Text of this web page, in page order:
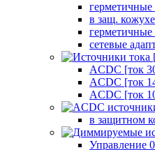
в защ.
сетевые
ACDC [ток
ACDC [ток
ACDC [ток
в защитном
Управление